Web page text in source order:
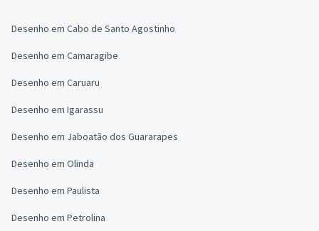
Desenho em Cabo de Santo Agostinho
Desenho em Camaragibe
Desenho em Caruaru
Desenho em Igarassu
Desenho em Jaboatão dos Guararapes
Desenho em Olinda
Desenho em Paulista
Desenho em Petrolina